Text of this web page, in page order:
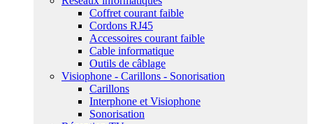
Coffret courant faible
Cordons RJ45
Accessoires courant faible
Cable informatique
Outils de câblage
Visiophone - Carillons - Sonorisation
Carillons
Interphone et Visiophone
Sonorisation